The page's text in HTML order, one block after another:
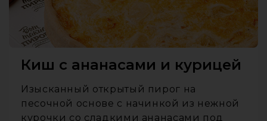
Киш с ананасами и курицей
Изысканный открытый пирог на
песочной основе с начинкой из нежной
курочки со сладкими ананасами под